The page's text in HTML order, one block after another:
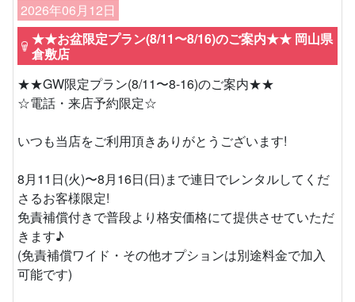
2026年06月12日
★★お盆限定プラン(8/11〜8/16)のご案内★★ 岡山県
倉敷店
★★GW限定プラン(8/11〜8-16)のご案内★★
☆電話・来店予約限定☆
いつも当店をご利用頂きありがとうございます!
8月11日(火)〜8月16日(日)まで連日でレンタルしてくだ
さるお客様限定!
免責補償付きで普段より格安価格にて提供させていただ
きます♪
(免責補償ワイド・その他オプションは別途料金で加入
可能です)